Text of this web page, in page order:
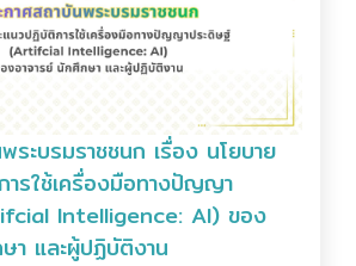
ระบรมราชชนก เรื่อง นโยบาย
ารใช้เครื่องมือทางปัญญา
Intelligence: AI) ของ
า และผู้ปฏิบัติงาน